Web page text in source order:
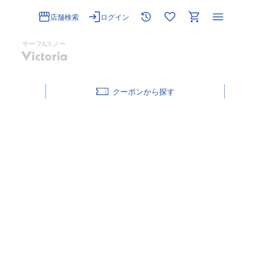
店舗検索 ログイン
サーフ&スノー
クーポン